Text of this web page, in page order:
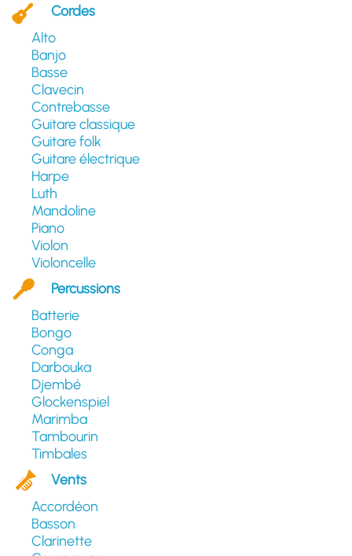
Cordes
Alto
Banjo
Basse
Clavecin
Contrebasse
Guitare classique
Guitare folk
Guitare électrique
Harpe
Luth
Mandoline
Piano
Violon
Violoncelle
Percussions
Batterie
Bongo
Conga
Darbouka
Djembé
Glockenspiel
Marimba
Tambourin
Timbales
Vents
Accordéon
Basson
Clarinette